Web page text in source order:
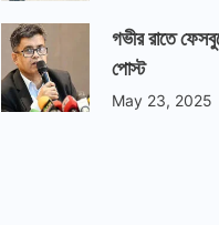
গভীর রাতে
পোস্ট
May 23, 2025